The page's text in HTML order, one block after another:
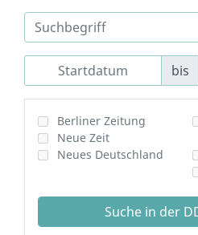
bis
Berliner Zeitung
Neue Zeit
Neues Deutschland
Suche in der